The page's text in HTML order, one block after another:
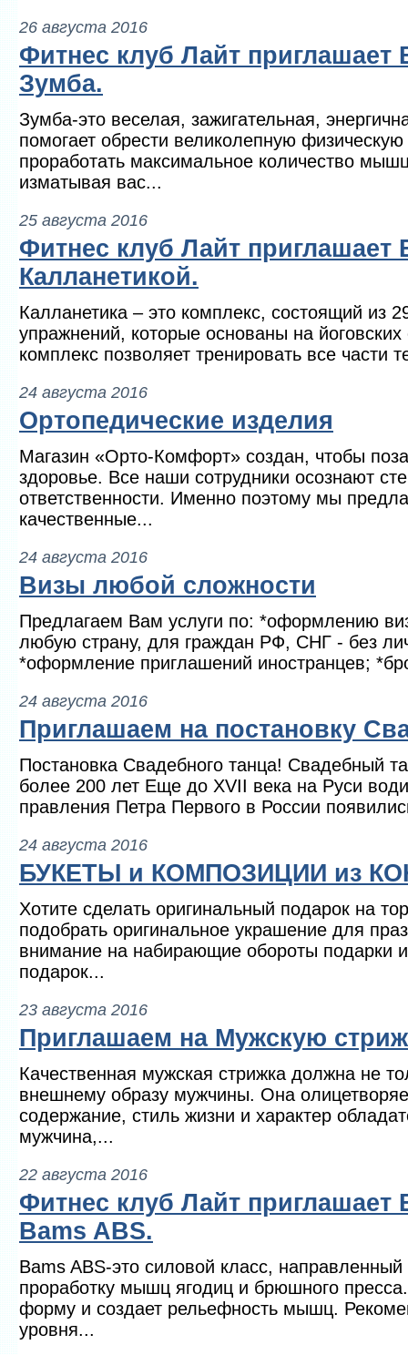
26 августа 2016
Фитнес клуб Лайт приглашает
Зумба.
Зумба-это веселая, зажигательная,
помогает обрести великолепную
проработать максимальное количество
изматывая вас...
25 августа 2016
Фитнес клуб Лайт приглашает
Калланетикой.
Калланетика – это комплекс, состоящий из
упражнений, которые основаны на
комплекс позволяет тренировать все части
24 августа 2016
Ортопедические изделия
Магазин «Орто-Комфорт» создан, чтобы
здоровье. Все наши сотрудники осознают
ответственности. Именно поэтому мы
качественные...
24 августа 2016
Визы любой сложности
Предлагаем Вам услуги по: *оформлению
любую страну, для граждан РФ, СНГ - без
*оформление приглашений иностранцев;
24 августа 2016
Приглашаем на постановку
Постановка Свадебного танца! Свадебный
более 200 лет Еще до XVII века на Руси
правления Петра Первого в России
24 августа 2016
БУКЕТЫ и КОМПОЗИЦИИ из
Хотите сделать оригинальный подарок на
подобрать оригинальное украшение для
внимание на набирающие обороты подарки
подарок...
23 августа 2016
Приглашаем на Мужскую
Качественная мужская стрижка должна не
внешнему образу мужчины. Она
содержание, стиль жизни и характер
мужчина,...
22 августа 2016
Фитнес клуб Лайт приглашает
Bams ABS.
Bams ABS-это силовой класс,
проработку мышц ягодиц и брюшного
форму и создает рельефность мышц.
уровня...